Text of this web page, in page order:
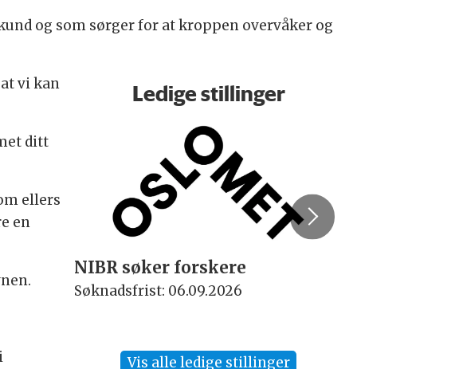
og som sørger for at kroppen overvåker og
Ledige stillinger
NIBR søker forskere
Søknadsfrist: 06.09.2026
Vis alle ledige stillinger
vi kan
ditt
ellers
en